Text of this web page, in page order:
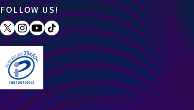
FOLLOW US!